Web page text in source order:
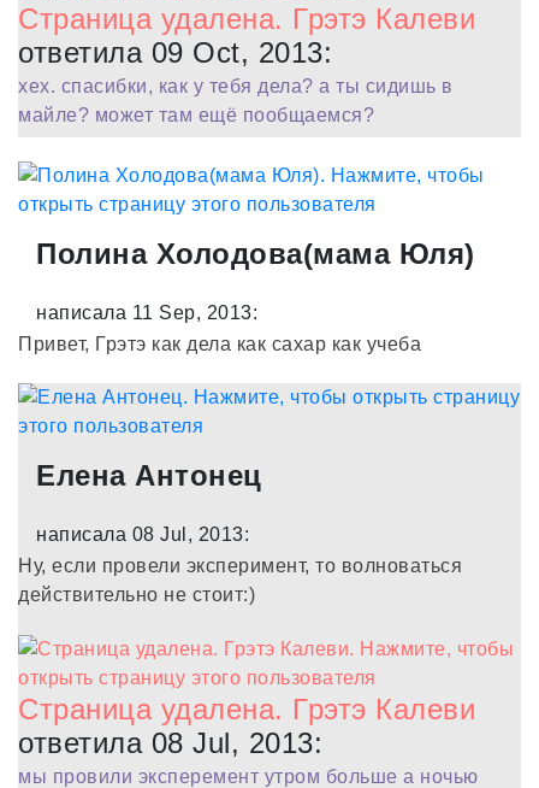
Страница удалена. Грэтэ Калеви
ответила 09 Oct, 2013:
хех. спасибки, как у тебя дела? а ты сидишь в
майле? может там ещё пообщаемся?
Полина Холодова(мама Юля)
написала 11 Sep, 2013:
Привет, Грэтэ как дела как сахар как учеба
Елена Антонец
написала 08 Jul, 2013:
Ну, если провели эксперимент, то волноваться
действительно не стоит:)
Страница удалена. Грэтэ Калеви
ответила 08 Jul, 2013:
мы провили эксперемент утром больше а ночью